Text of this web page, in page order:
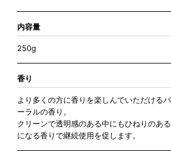
内容量
250g
香り
より多くの方に香りを楽しんでいただける
ーラルの香り。
クリーンで透明感のある中にもひねりのあ
になる香りで継続使用を促します。